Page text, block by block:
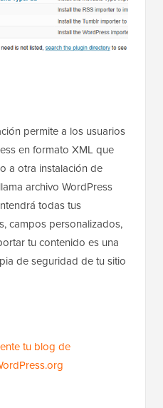
permite a los usuarios
en formato XML que
a otra instalación de
archivo WordPress
todas tus
campos personalizados,
tu contenido es una
de seguridad de tu sitio
tu blog de